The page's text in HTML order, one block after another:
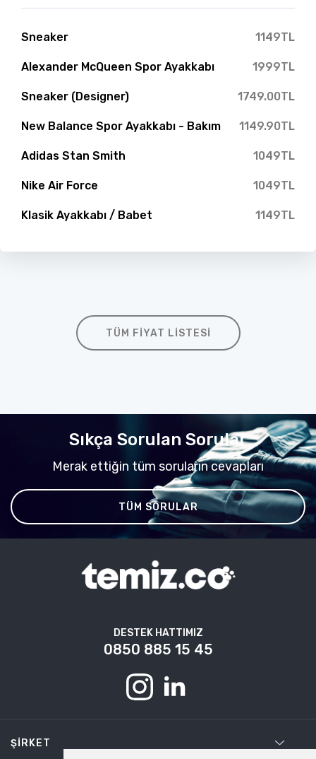
Sneaker 1149TL
Alexander McQueen Spor Ayakkabı 1999TL
Sneaker (Designer) 1749.00TL
New Balance Spor Ayakkabı - Bakım 1149.90TL
Adidas Stan Smith 1049TL
Nike Air Force 1049TL
Klasik Ayakkabı / Babet 1149TL
TÜM FIYAT LISTESI
Sıkça Sorulan Sorular
Merak ettiğin tüm soruların cevapları
TÜM SORULAR
DESTEK HATTIMIZ
0850 885 15 45
ŞIRKET